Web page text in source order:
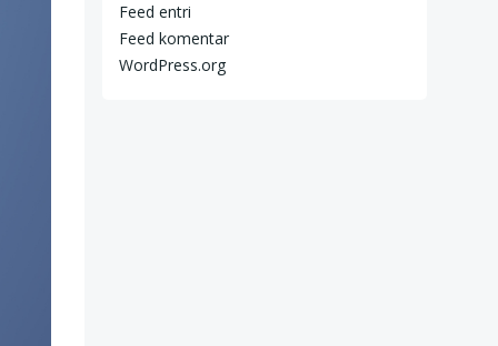
Feed entri
Feed komentar
WordPress.org